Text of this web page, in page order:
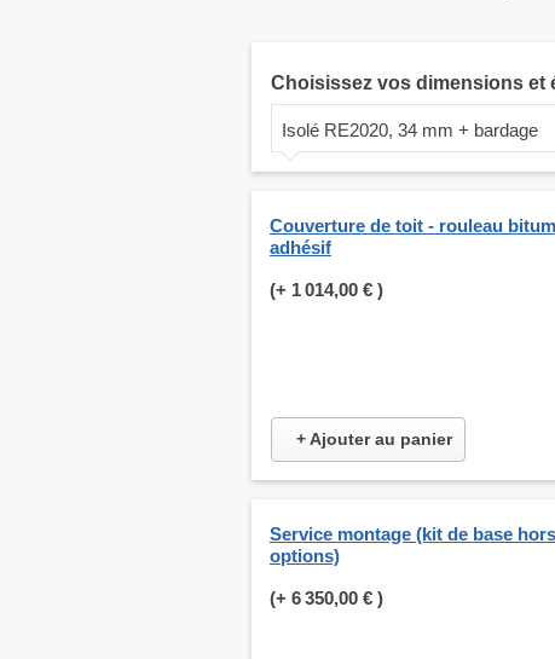
Choisissez vos dimensions et
Isolé RE2020, 34 mm + bardage
Couverture de toit - rouleau
adhésif
(+ 1 014,00 € )
+ Ajouter au panier
Service montage (kit de base hors
options)
(+ 6 350,00 € )